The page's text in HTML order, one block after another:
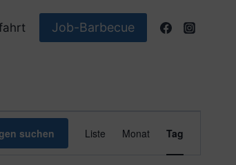
Job-Barbecue
suchen Liste Monat Tag